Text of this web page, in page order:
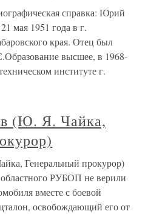
справка: Юрий
мая 1951 года в г.
края. Отец был
высшее, в 1968-
институте г.
(Ю. Я. Чайка,
Генеральный прокурор)
РУБОП не верили
вместе с боевой
освобождающий его от